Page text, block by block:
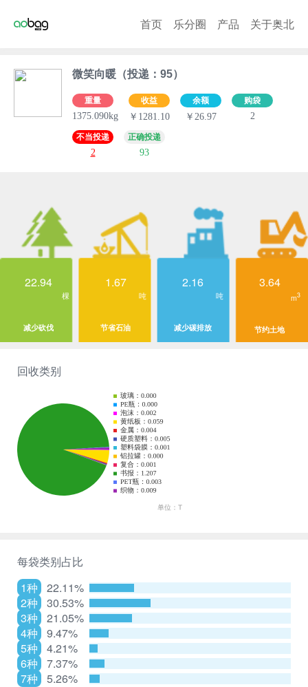
首页 乐分圈 产品 关于奥北
微笑向暖（投递：95）
重量
1375.090kg
收益
￥1281.10
余额
￥26.97
购袋
2
不当投递
2
正确投递
93
22.94
棵
减少砍伐
1.67
吨
节省石油
2.16
吨
减少碳排放
3.64
m3
节约土地
回收类别
每袋类别占比
1种
22.11%
2种
30.53%
3种
21.05%
4种
9.47%
5种
4.21%
6种
7.37%
7种
5.26%